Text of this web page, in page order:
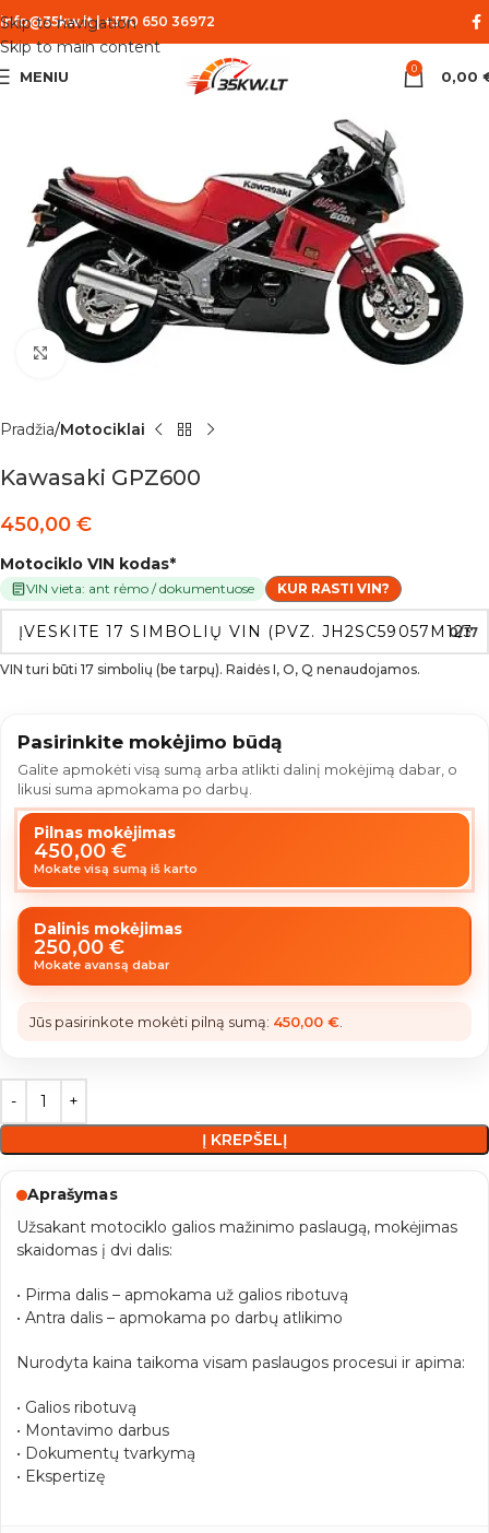
Skip to navigation
Skip to main content
info@35kw.lt|+370 650 36972
MENIU 0 0,00
Spustelėkite norėdami padidinti
Pradžia Motociklai
Kawasaki GPZ600
450,00 €
Motociklo VIN kodas*
VIN vieta: ant rėmo / dokumentuose KUR RASTI VIN?
0/17
VIN turi būti 17 simbolių (be tarpų). Raidės I, O, Q nenaudojamos.
Pasirinkite mokėjimo būdą
Galite apmokėti visą sumą arba atlikti dalinį mokėjimą dabar, o
likusi suma apmokama po darbų.
Pilnas mokėjimas
450,00€
Mokate visą sumą iš karto
Dalinis mokėjimas
250,00€
Mokate avansą dabar
Jūs pasirinkote mokėti pilną sumą: 450,00 €
Į KREPŠELĮ
Aprašymas
Užsakant motociklo galios mažinimo paslaugą, mokėjimas
skaidomas į dvi dalis:
• Pirma dalis – apmokama už galios ribotuvą
• Antra dalis – apmokama po darbų atlikimo
Nurodyta kaina taikoma visam paslaugos procesui ir apima:
• Galios ribotuvą
• Montavimo darbus
• Dokumentų tvarkymą
• Ekspertizę